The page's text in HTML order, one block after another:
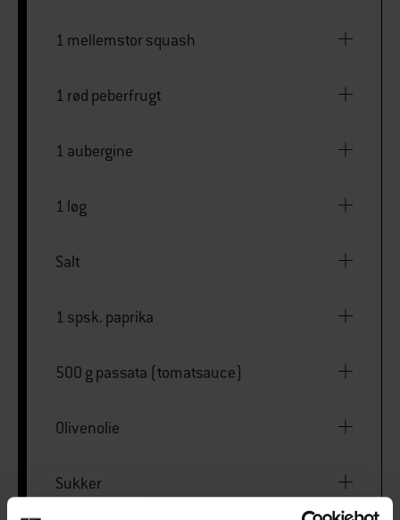
1 mellemstor squash
1 rød peberfrugt
1 aubergine
1 løg
Salt
1 spsk. paprika
500 g passata (tomatsauce)
Olivenolie
Sukker